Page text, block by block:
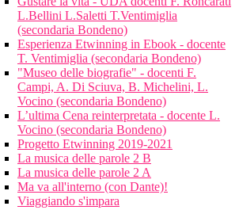
L.Bellini L.Saletti T.Ventimiglia
(secondaria Bondeno)
Esperienza Etwinning in Ebook - docente
T. Ventimiglia (secondaria Bondeno)
"Museo delle biografie" - docenti F.
Campi, A. Di Sciuva, B. Michelini, L.
Vocino (secondaria Bondeno)
L’ultima Cena reinterpretata - docente L.
Vocino (secondaria Bondeno)
Progetto Etwinning 2019-2021
La musica delle parole 2 B
La musica delle parole 2 A
Ma va all'interno (con Dante)!
Viaggiando s'impara